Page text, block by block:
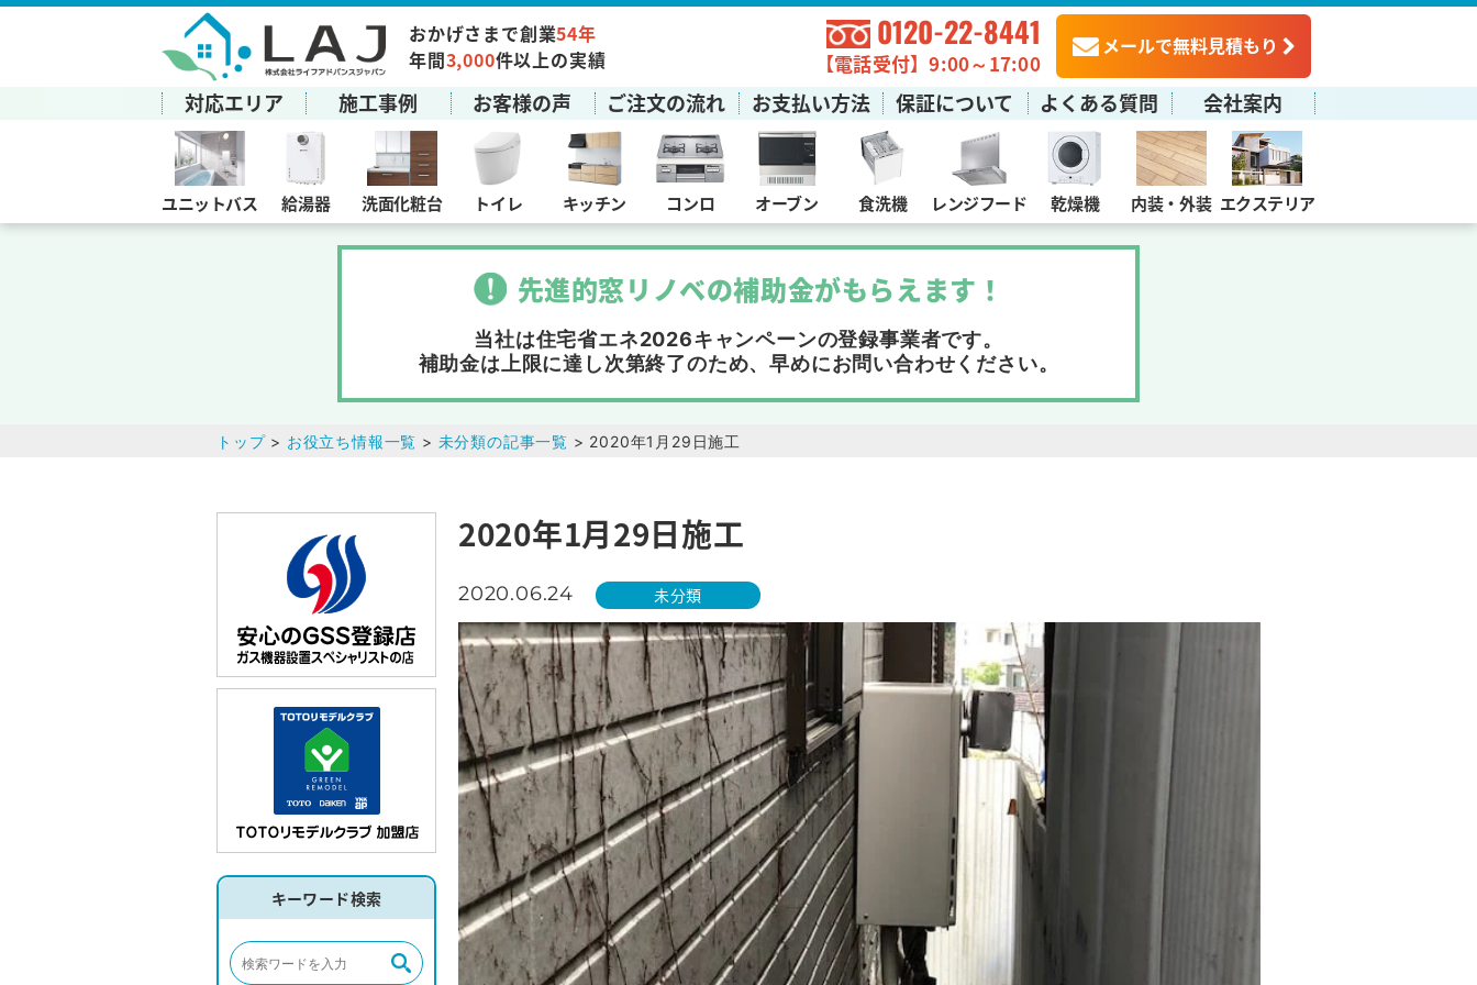
おかげさまで創業54年
年間3,000件以上の実績
0120-22-8441
【電話受付】9:00～17:00
メールで無料見積もり
対応エリア 施工事例 お客様の声 ご注文の流れ お支払い方法 保証について よくある質問 会社案内
ユニットバス 給湯器 洗面化粧台 トイレ キッチン コンロ オーブン 食洗機 レンジフード 乾燥機 内装・外装 エクステリア
先進的窓リノベの補助金がもらえます ！
当社は住宅省エネ2026キャンペーンの登録事業者です。
補助金は上限に達し次第終了のため、早めにお問い合わせください。
トップ> お役立ち情報一覧 > 未分類の記事一覧 > 2020年1月29日施工
キーワード検索
2020年1月29日施工
2020.06.24 未分類